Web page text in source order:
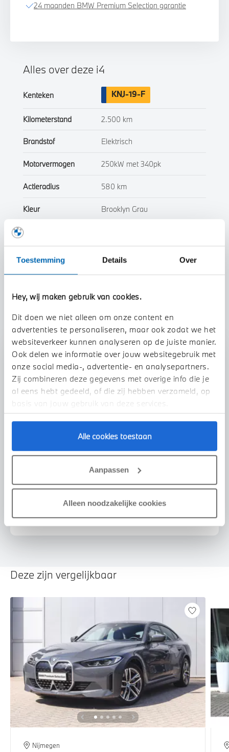
Toestemming Details Over
Hey, wij maken gebruik van cookies.
Dit doen we niet alleen om onze content en
advertenties te personaliseren, maar ook zodat we het
websiteverkeer kunnen analyseren op de juiste manier.
Ook delen we informatie over jouw websitegebruik met
onze social media-, advertentie- en analysepartners.
Zij combineren deze gegevens met overige info die je
al eens hebt gedeeld, of die zij hebben verzameld, op
basis van jouw gebruik van deze services.
Alle cookies toestaan
Aanpassen
Alleen noodzakelijke cookies
24 maanden BMW Premium Selection garantie
Stap 1 van 3
Uw auto inruilen?
Voorstel aanvragen
U vertelt meer over uw auto
We verrekenen de waarde van uw auto
Alles over deze i4
Kenteken KNJ-19-F
Kilometerstand 2.500 km
Brandstof Elektrisch
Motorvermogen 250kW met 340pk
Actieradius 580 km
Kleur Brooklyn Grau
Interieur
Toon alle eigenschappen
Deze zijn vergelijkbaar
Nijmegen